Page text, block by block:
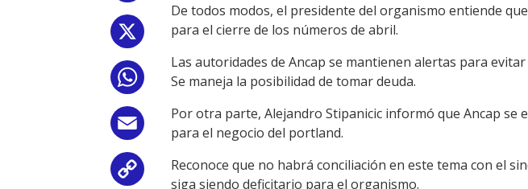
WhatsApp
Email
Copy
De todos modos, el presidente del organismo entiende
para el cierre de los números de abril.
Las autoridades de Ancap se mantienen alertas para
Se maneja la posibilidad de tomar deuda.
Por otra parte, Alejandro Stipanicic informó que Ancap se
para el negocio del portland.
Reconoce que no habrá conciliación en este tema con el
siga siendo deficitario para el organismo.